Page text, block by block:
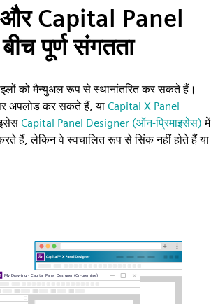
Capital Panel
पूर्ण संगतता
को मैन्युअल रूप से स्थानांतरित कर सकते हैं।
अपलोड कर सकते हैं, या Capital X Panel
Capital Panel Designer (ऑन-प्रिमाइसेस) में
हैं, लेकिन वे स्वचालित रूप से सिंक नहीं होते हैं या